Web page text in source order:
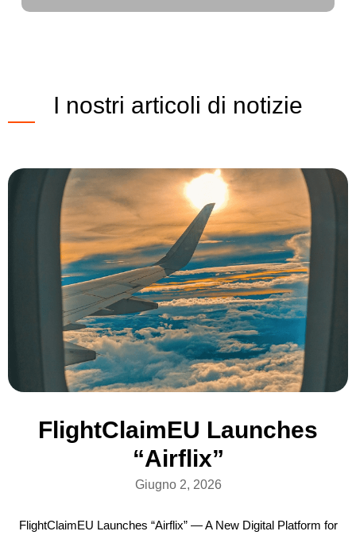
I nostri articoli di notizie
FlightClaimEU Launches
“Airflix”
Giugno 2, 2026
FlightClaimEU Launches “Airflix” — A New Digital Platform for